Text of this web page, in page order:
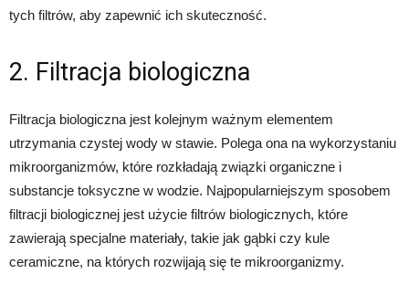
tych filtrów, aby zapewnić ich skuteczność.
2. Filtracja biologiczna
Filtracja biologiczna jest kolejnym ważnym elementem
utrzymania czystej wody w stawie. Polega ona na wykorzystaniu
mikroorganizmów, które rozkładają związki organiczne i
substancje toksyczne w wodzie. Najpopularniejszym sposobem
filtracji biologicznej jest użycie filtrów biologicznych, które
zawierają specjalne materiały, takie jak gąbki czy kule
ceramiczne, na których rozwijają się te mikroorganizmy.